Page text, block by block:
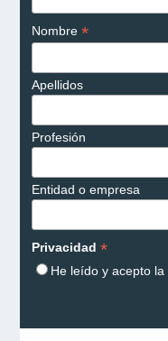
Nombre *
Apellidos
Profesión
Entidad o empresa
Privacidad *
He leído y acepto la